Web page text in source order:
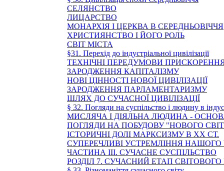
СЕЛЯНСТВО
ЛИЦАРСТВО
МОНАРХІЯ І ЦЕРКВА В СЕРЕДНЬОВІЧЧЯ
ХРИСТИЯНСТВО І ЙОГО РОЛЬ
СВІТ МІСТА
§31. Перехід до індустріальної цивілізації
ТЕХНІЧНІ ПЕРЕДУМОВИ
ЗАРОДЖЕННЯ КАПІТАЛІЗМУ
НОВІ ЦІННОСТІ НОВОЇ ЦИВІЛІЗАЦІЇ
ЗАРОДЖЕННЯ ПАРЛАМЕНТАРИЗМУ
ШЛЯХ ДО СУЧАСНОЇ ЦИВІЛІЗАЦІЇ
§ 32. Погляди на суспільство і людину в
МИСЛЯЧА І ДІЯЛЬНА ЛЮДИНА -
ПОГЛЯДИ НА ПОБУДОВУ "НОВОГО
ІСТОРИЧНІ ДОЛІ МАРКСИЗМУ В ХХ СТ.
СУПЕРЕЧЛИВІ УСТРЕМЛІННЯ НАШОГО
ЧАСТИНА ІІІ. СУЧАСНЕ СУСПІЛЬСТВО
РОЗДІЛ 7. СУЧАСНИЙ ЕТАП